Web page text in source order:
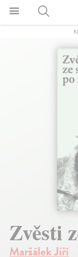
Zvěsti
Maršálek Jiří